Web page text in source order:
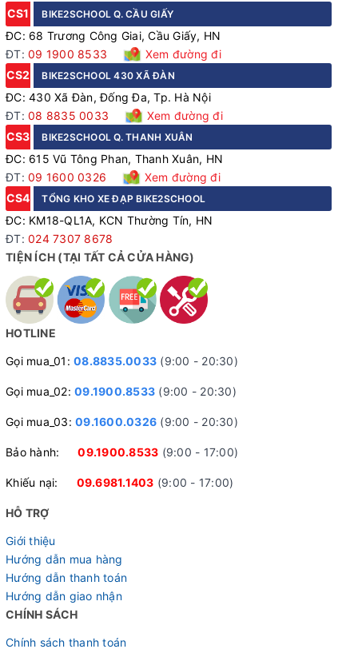
Bộ chuyển đề sau TZ, hoạt động ổn định
Lốp lớn bám đường tốt
Vận hành êm ái - Dễ kiểm soát
quả trên các đoạn đường gồ ghề nhẹ. Lốp 20 x 2.125 bản
lớn giúp tăng độ bám đường, giữ thăng bằng tốt và tạo
phanh đĩa cơ giúp Fornix HS20 có khả năng hãm tốc tốt và
ổn định trong nhiều điều kiện sử dụng. Phanh ăn đều, dễ
kiểm soát, giúp bé xử lý tình huống dừng xe an toàn hơn
so với phanh vành truyền thống.
CS1 BIKE2SCHOOL Q. CẦU GIẤY
ĐC: 68 Trương Công Giai, Cầu Giấy, HN
ĐT: 09 1900 8533
Xem đường đi
CS2
BIKE2SCHOOL 430 XÃ ĐÀN
ĐC: 430 Xã Đàn, Đống Đa, Tp. Hà Nội
ĐT: 08 8835 0033
Xem đường đi
CS3
BIKE2SCHOOL Q. THANH XUÂN
ĐC: 615 Vũ Tông Phan, Thanh Xuân, HN
ĐT: 09 1600 0326
Xem đường đi
CS4
TỔNG KHO XE ĐẠP BIKE2SCHOOL
ĐC: KM18-QL1A, KCN Thường Tín, HN
ĐT: 024 7307 8678
TIỆN ÍCH (TẠI TẤT CẢ CỬA HÀNG)
HOTLINE
Gọi mua_01: 08.8835.0033 (9:00 - 20:30)
Gọi mua_02: 09.1900.8533 (9:00 - 20:30)
Gọi mua_03: 09.1600.0326 (9:00 - 20:30)
Bảo hành:09.1900.8533 (9:00 - 17:00)
Khiếu nại: 09.6981.1403 (9:00 - 17:00)
HỖ TRỢ
Giới thiệu
Hướng dẫn mua hàng
Hướng dẫn thanh toán
Hướng dẫn giao nhận
CHÍNH SÁCH
Chính sách thanh toán